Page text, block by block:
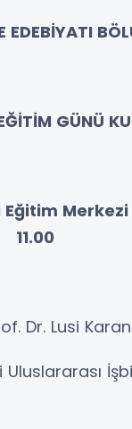
EDEBİYATI
GÜNÜ
Eğitim
11.00
Dr. Lusi